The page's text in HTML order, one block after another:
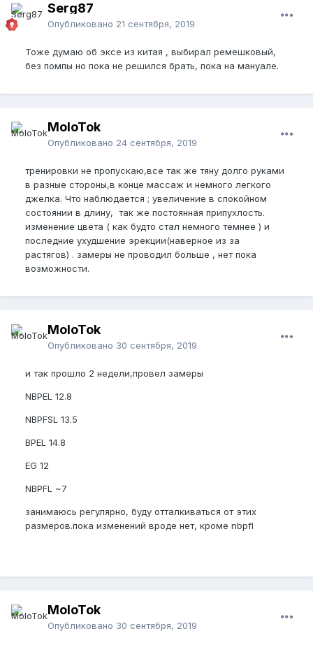
Serg87
Опубликовано 21 сентября, 2019
Тоже думаю об эксе из китая , выбирал ремешковый,
без помпы но пока не решился брать, пока на мануале.
MoloTok
Опубликовано 24 сентября, 2019
тренировки не пропускаю,все так же тяну долго руками
в разные стороны,в конце массаж и немного легкого
джелка. Что наблюдается ; увеличение в спокойном
состоянии в длину, так же постоянная припухлость.
изменение цвета ( как будто стал немного темнее ) и
последние ухудшение эрекции(наверное из за
растягов) . замеры не проводил больше , нет пока
возможности.
MoloTok
Опубликовано 30 сентября, 2019
и так прошло 2 недели,провел замеры
NBPEL 12.8
NBPFSL 13.5
BPEL 14.8
EG 12
NBPFL ~7
занимаюсь регулярно, буду отталкиваться от этих
размеров.пока изменений вроде нет, кроме nbpfl
MoloTok
Опубликовано 30 сентября, 2019